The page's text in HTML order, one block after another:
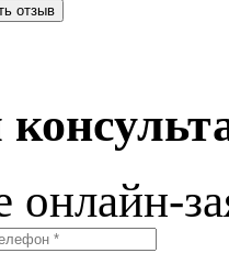
онлайн-